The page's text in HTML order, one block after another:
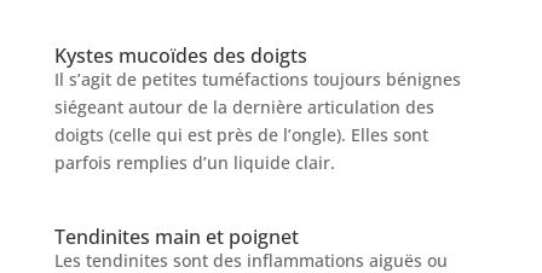
Kystes mucoïdes des doigts
Il s’agit de petites tuméfactions toujours bénignes
siégeant autour de la dernière articulation des
doigts (celle qui est près de l’ongle). Elles sont
parfois remplies d’un liquide clair.
Tendinites main et poignet
Les tendinites sont des inflammations aiguës ou